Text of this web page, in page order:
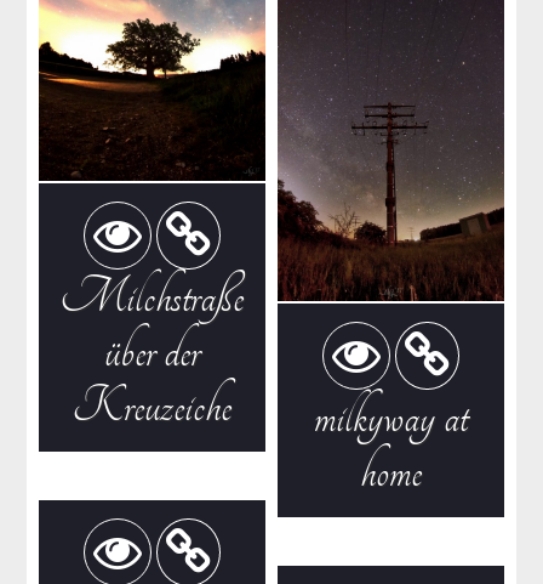
Milchstraße
über der
Kreuzeiche
milkyway at
home